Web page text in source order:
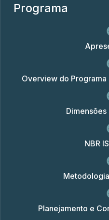
Programa
Overview do
NBR
Planejamento e